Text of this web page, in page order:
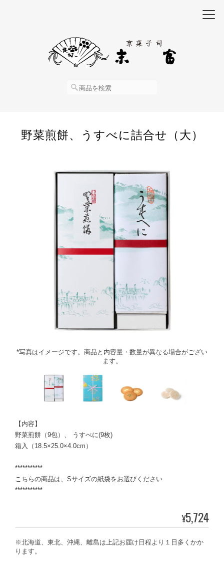
野菜煎餅、うすべに詰合せ（大）
*写真はイメージです。商品と内容量・数量が異なる場合がござい
ます。
【内容】
野菜煎餅（9包）、 うすべに(9枚)
箱入（18.5×25.0×4.0cm）
***********
こちらの商品は、Sサイズの紙袋をお選びください
***********
¥5,724
※北海道、東北、沖縄、離島は上記お届け日程より１日多くかか
ります。